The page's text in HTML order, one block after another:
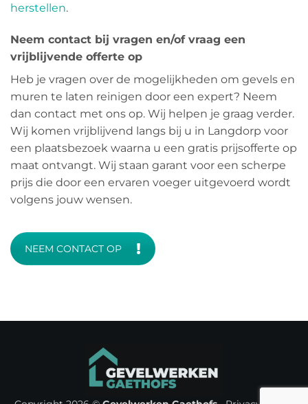
herstellen.
Neem contact bij vragen en/of vraag een
vrijblijvende offerte op
Heb je vragen over de mogelijkheden om gevels en
muren te laten reinigen door een expert? Neem
dan contact met ons op. Wij helpen je graag verder.
Wij komen vrijblijvend langs bij u in Langdorp voor
een plaatsbezoek waarna u een gratis prijsofferte op
maat ontvangt. Wij staan garant voor een scherpe
prijs die door een ervaren voeger uitgevoerd wordt
volgens jouw wensen.
NEEM CONTACT OP